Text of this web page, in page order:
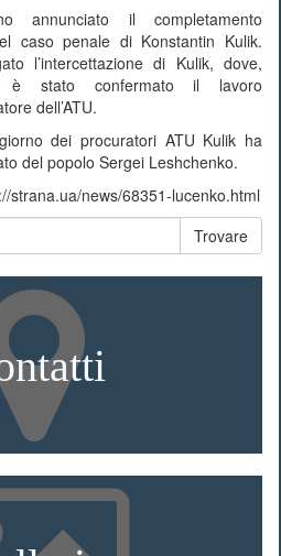
annunciato il completamento
caso penale di Konstantin Kulik.
l’intercettazione di Kulik, dove,
è stato confermato il lavoro
dell’ATU.
dei procuratori ATU Kulik ha
del popolo Sergei Leshchenko.
strana.ua/news/68351-lucenko.html
Trovare